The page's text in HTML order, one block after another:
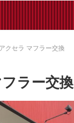
アクセラ マフラー交換
ラー交換